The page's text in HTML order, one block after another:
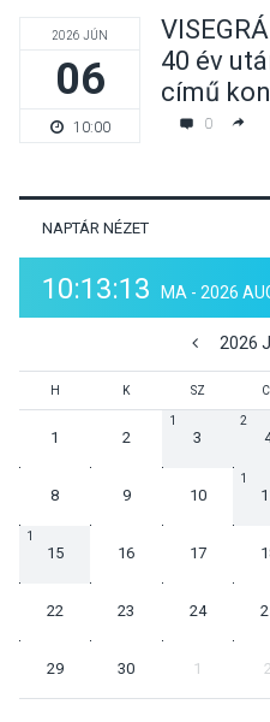
2026 JÚN
06
10:00
40 év
című
0
NAPTÁR NÉZET
10:13:13 MA - 2026
2026
H K SZ
1 2 3
1 2
8 9 10
1
15
1
16 17
22 23 24
29 30 1 2